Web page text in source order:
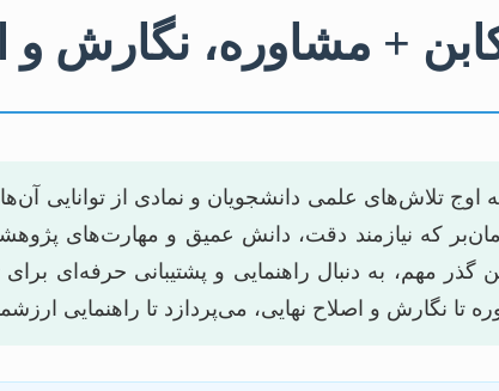
+ مشاوره، نگارش
تلاش‌های علمی دانشجویان و نمادی از توانایی
که نیازمند دقت، دانش عمیق و مهارت‌های
مهم، به دنبال راهنمایی و پشتیبانی حرفه‌ای
تا نگارش و اصلاح نهایی، می‌پردازد تا راهنمایی